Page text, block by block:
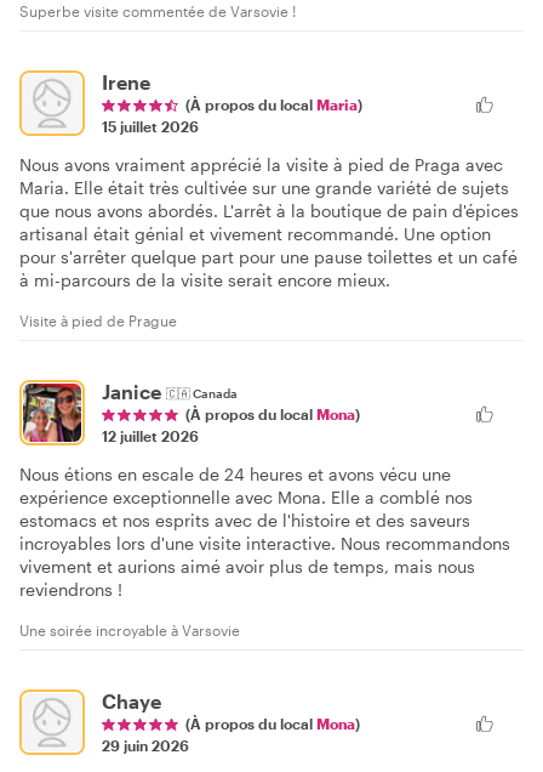
Superbe visite commentée de Varsovie !
Irene
(À propos du local Maria)
15 juillet 2026
Nous avons vraiment apprécié la visite à pied de Praga avec
Maria. Elle était très cultivée sur une grande variété de sujets
que nous avons abordés. L'arrêt à la boutique de pain d'épices
artisanal était génial et vivement recommandé. Une option
pour s'arrêter quelque part pour une pause toilettes et un café
à mi-parcours de la visite serait encore mieux.
Visite à pied de Prague
Janice 🇨🇦Canada
(À propos du local Mona)
12 juillet 2026
Nous étions en escale de 24 heures et avons vécu une
expérience exceptionnelle avec Mona. Elle a comblé nos
estomacs et nos esprits avec de l'histoire et des saveurs
incroyables lors d'une visite interactive. Nous recommandons
vivement et aurions aimé avoir plus de temps, mais nous
reviendrons !
Une soirée incroyable à Varsovie
Chaye
(À propos du local Mona)
29 juin 2026